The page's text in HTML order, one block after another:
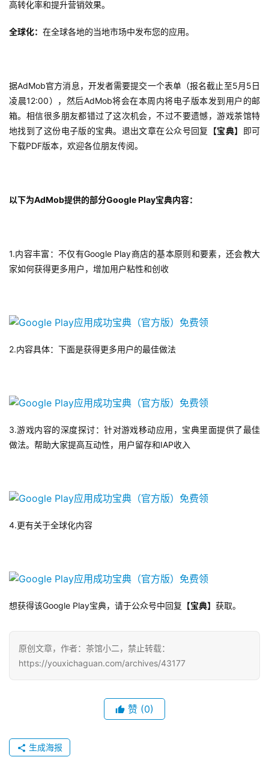
游
手
机
游
戏
机
休
闲
0
十
届
金
3
0
游
茶
上
高转化率和提升营销效果。
全球化： 在全球各地的当地市场中发布您的应用。
据AdMob官方消息，开发者需要提交一个表单（报名截止至5月5日
凌晨12:00），然后AdMob将会在本周内将电子版本发到用户的邮
箱。相信很多朋友都错过了这次机会，不过不要遗憾，游戏茶馆特
地找到了这份电子版的宝典。退出文章在公众号回复
【宝典】 即可
下载PDF版本，欢迎各位朋友传阅。
以下为AdMob提供的部分Google Play宝典内容：
1.内容丰富：不仅有Google Play商店的基本原则和要素，还会教大
家如何获得更多用户，增加用户粘性和创收
2.内容具体：下面是获得更多用户的最佳做法
3.游戏内容的深度探讨：针对游戏移动应用，宝典里面提供了最佳
做法。帮助大家提高互动性，用户留存和IAP收入
4.更有关于全球化内容
想获得该Google Play宝典，请于公众号中回复 【宝典】 获取。
原创文章，作者：茶馆小二，禁止转载：
https://youxichaguan.com/archives/43177
赞 (0)
生成海报